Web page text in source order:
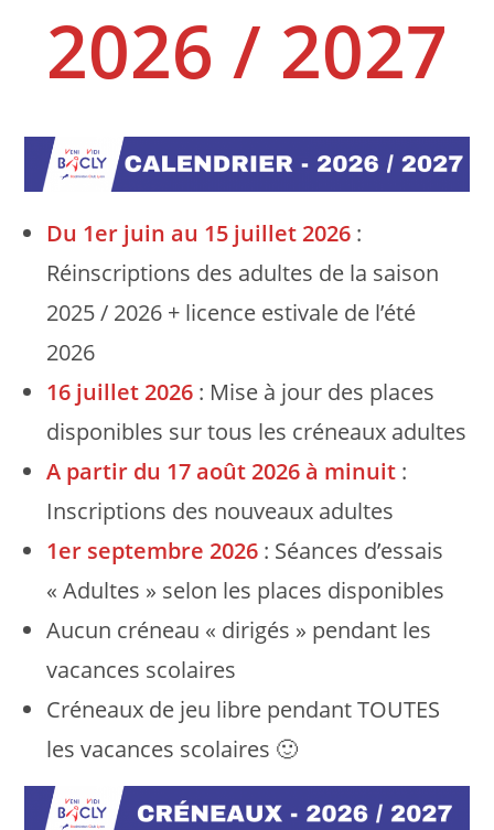
2026 / 2027
Du 1er juin au 15 juillet 2026 :
Réinscriptions des adultes de la saison
2025 / 2026 + licence estivale de l’été
2026
16 juillet 2026 : Mise à jour des places
disponibles sur tous les créneaux adultes
A partir du 17 août 2026 à minuit :
Inscriptions des nouveaux adultes
1er septembre 2026 : Séances d’essais
« Adultes » selon les places disponibles
Aucun créneau « dirigés » pendant les
vacances scolaires
Créneaux de jeu libre pendant TOUTES
les vacances scolaires 🙂